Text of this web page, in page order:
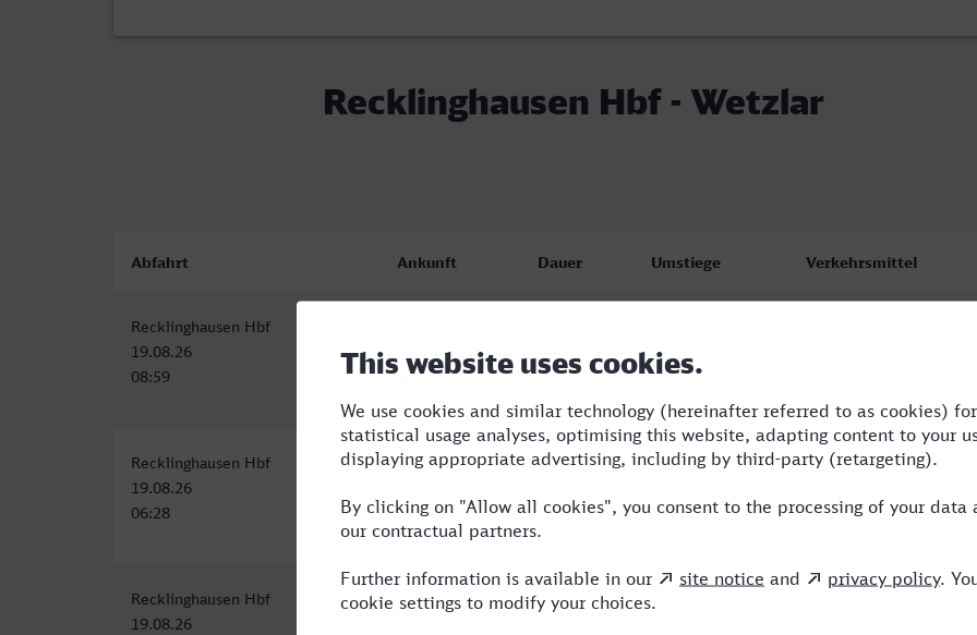
Recklinghausen Hbf - Wetzlar
Abfahrt Ankunft Dauer Umstiege Verkehrsmittel
Recklinghausen Hbf
19.08.26
08:59
19.08.26
12:32
Recklinghausen Hbf
19.08.26
06:28
Wetzlar
10:36
4:08 3 RE,NX,HLB
Recklinghausen Hbf
19.08.26
Wetzlar
4:38